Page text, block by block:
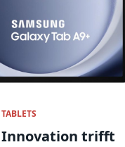
TABLETS
Innovation trifft